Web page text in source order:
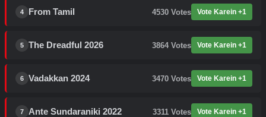
4 From Tamil 4530 Votes Vote Karein +1
5 The Dreadful 2026 3864 Votes Vote Karein +1
6 Vadakkan 2024 3470 Votes Vote Karein +1
7 Ante Sundaraniki 2022 3311 Votes Vote Karein +1